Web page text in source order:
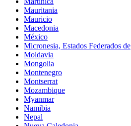
Mauritania
Mauricio
Macedonia
México
Micronesia, Estados Federados de
Moldavia
Mongolia
Montenegro
Montserrat
Mozambique
Myanmar
Namibia
Nepal